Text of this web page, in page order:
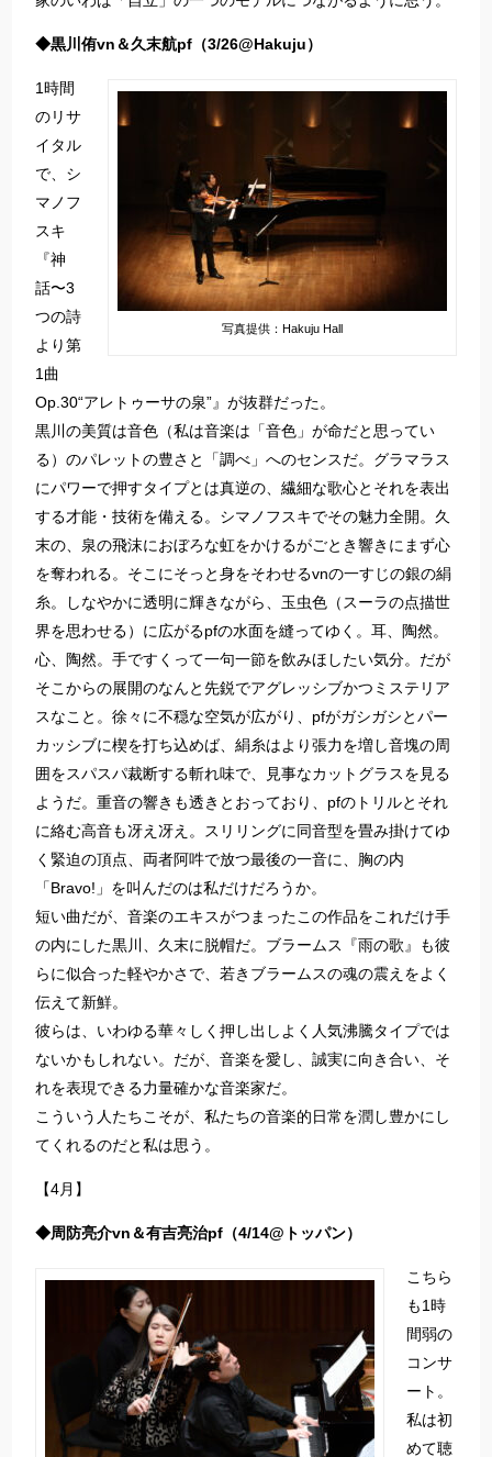
◆黒川侑vn＆久末航pf（3/26@Hakuju）
写真提供：Hakuju Hall
1時間
のリサ
イタル
で、シ
マノフ
スキ
『神
話〜3
つの詩
より第
1曲
Op.30“アレトゥーサの泉”』が抜群だった。
黒川の美質は音色（私は音楽は「音色」が命だと思ってい
る）のパレットの豊さと「調べ」へのセンスだ。グラマラス
にパワーで押すタイプとは真逆の、繊細な歌心とそれを表出
する才能・技術を備える。シマノフスキでその魅力全開。久
末の、泉の飛沫におぼろな虹をかけるがごとき響きにまず心
を奪われる。そこにそっと身をそわせるvnの一すじの銀の絹
糸。しなやかに透明に輝きながら、玉虫色（スーラの点描世
界を思わせる）に広がるpfの水面を縫ってゆく。耳、陶然。
心、陶然。手ですくって一句一節を飲みほしたい気分。だが
そこからの展開のなんと先鋭でアグレッシブかつミステリア
スなこと。徐々に不穏な空気が広がり、pfがガシガシとパー
カッシブに楔を打ち込めば、絹糸はより張力を増し音塊の周
囲をスパスパ裁断する斬れ味で、見事なカットグラスを見る
ようだ。重音の響きも透きとおっており、pfのトリルとそれ
に絡む高音も冴え冴え。スリリングに同音型を畳み掛けてゆ
く緊迫の頂点、両者阿吽で放つ最後の一音に、胸の内
「Bravo!」を叫んだのは私だけだろうか。
短い曲だが、音楽のエキスがつまったこの作品をこれだけ手
の内にした黒川、久末に脱帽だ。ブラームス『雨の歌』も彼
らに似合った軽やかさで、若きブラームスの魂の震えをよく
伝えて新鮮。
彼らは、いわゆる華々しく押し出しよく人気沸騰タイプでは
ないかもしれない。だが、音楽を愛し、誠実に向き合い、そ
れを表現できる力量確かな音楽家だ。
こういう人たちこそが、私たちの音楽的日常を潤し豊かにし
てくれるのだと私は思う。
【4月】
◆周防亮介vn＆有吉亮治pf（4/14@トッパン）
こちら
も1時
間弱の
コンサ
ート。
私は初
めて聴